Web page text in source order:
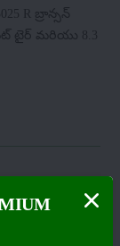
R బ్రాన్సన్
టైర్ మరియు 8.3